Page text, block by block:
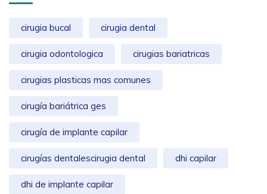
cirugia bucal cirugia dental
cirugia odontologica cirugias bariatricas
cirugias plasticas mas comunes
cirugía bariátrica ges
cirugía de implante capilar
cirugías dentalescirugia dental dhi capilar
dhi de implante capilar